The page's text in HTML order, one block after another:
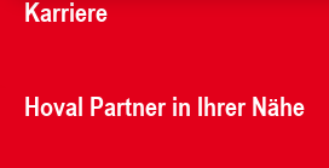
Karriere
Hoval Partner in Ihrer Nähe